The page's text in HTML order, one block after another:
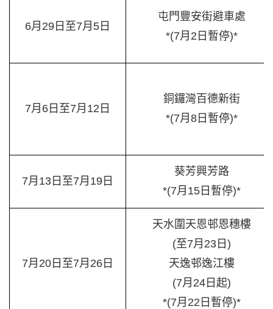
6月29日至7月5日
屯門豐安街避車處
*(7月2日暫停)*
7月6日至7月12日
銅鑼灣百德新街
*(7月8日暫停)*
7月13日至7月19日
葵芳興芳路
*(7月15日暫停)*
7月20日至7月26日
天水圍天恩邨恩穗樓
(至7月23日)
天逸邨逸江樓
(7月24日起)
*(7月22日暫停)*